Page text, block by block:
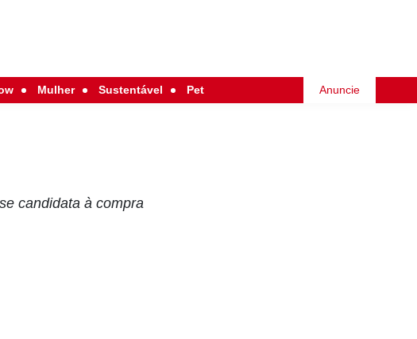
Mulher Sustentável Pet Anuncie
candidata à compra